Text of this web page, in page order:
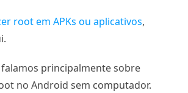
root em APKs ou aplicativos,
principalmente sobre
no Android sem computador.